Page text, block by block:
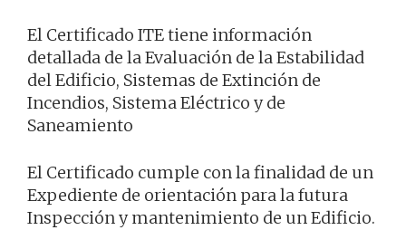
El Certificado ITE tiene información
detallada de la Evaluación de la Estabilidad
del Edificio, Sistemas de Extinción de
Incendios, Sistema Eléctrico y de
Saneamiento
El Certificado cumple con la finalidad de un
Expediente de orientación para la futura
Inspección y mantenimiento de un Edificio.